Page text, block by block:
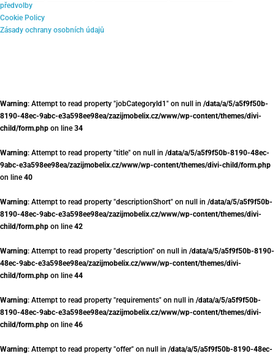
předvolby
Cookie Policy
Zásady ochrany osobních údajů
Warning: Attempt to read property "jobCategoryId1" on null in /data/a/5/a5f9f50b-
8190-48ec-9abc-e3a598ee98ea/zazijmobelix.cz/www/wp-content/themes/divi-
child/form.php on line 34
Warning: Attempt to read property "title" on null in /data/a/5/a5f9f50b-8190-48ec-
9abc-e3a598ee98ea/zazijmobelix.cz/www/wp-content/themes/divi-child/form.php
on line 40
Warning: Attempt to read property "descriptionShort" on null in /data/a/5/a5f9f50b-
8190-48ec-9abc-e3a598ee98ea/zazijmobelix.cz/www/wp-content/themes/divi-
child/form.php on line 42
Warning: Attempt to read property "description" on null in /data/a/5/a5f9f50b-8190-
48ec-9abc-e3a598ee98ea/zazijmobelix.cz/www/wp-content/themes/divi-
child/form.php on line 44
Warning: Attempt to read property "requirements" on null in /data/a/5/a5f9f50b-
8190-48ec-9abc-e3a598ee98ea/zazijmobelix.cz/www/wp-content/themes/divi-
child/form.php on line 46
Warning: Attempt to read property "offer" on null in /data/a/5/a5f9f50b-8190-48ec-